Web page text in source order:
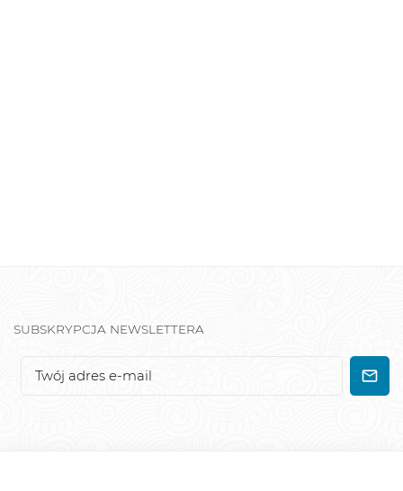
SUBSKRYPCJA NEWSLETTERA